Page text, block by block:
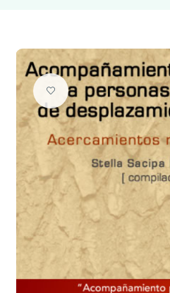
Añadir a la lista de deseos